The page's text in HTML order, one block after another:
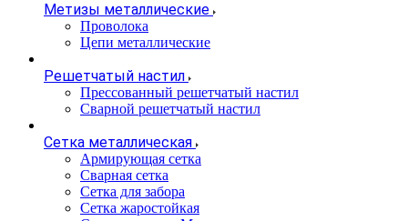
Метизы металлические
Проволока
Цепи металлические
Решетчатый настил
Прессованный решетчатый настил
Сварной решетчатый настил
Сетка металлическая
Армирующая сетка
Сварная сетка
Сетка для забора
Сетка жаростойкая